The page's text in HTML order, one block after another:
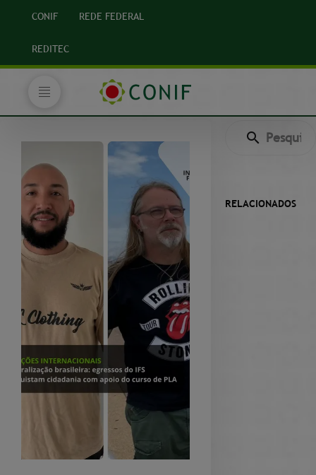
CONIF REDE FEDERAL
REDITEC
RELACIONADOS